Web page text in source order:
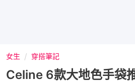
女生 穿搭筆記
Celine 6款大地色手袋